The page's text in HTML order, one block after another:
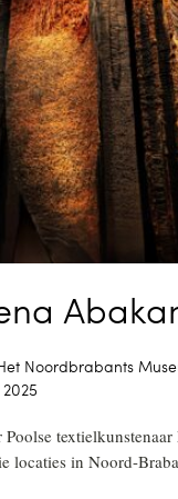
Noordbrabants
textielkunstenaar
locaties in Noord-